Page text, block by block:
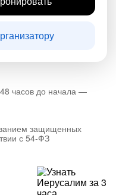
часов до начала —
защищенных
с 54-ФЗ